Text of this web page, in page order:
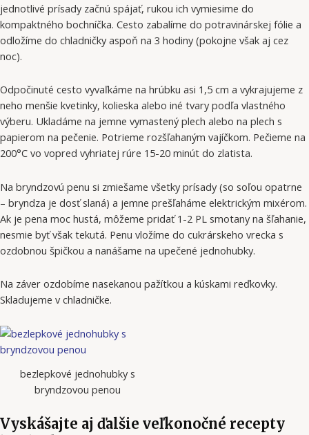
jednotlivé prísady začnú spájať, rukou ich vymiesime do
kompaktného bochníčka. Cesto zabalíme do potravinárskej fólie a
odložíme do chladničky aspoň na 3 hodiny (pokojne však aj cez
noc).
Odpočinuté cesto vyvaľkáme na hrúbku asi 1,5 cm a vykrajujeme z
neho menšie kvetinky, kolieska alebo iné tvary podľa vlastného
výberu. Ukladáme na jemne vymastený plech alebo na plech s
papierom na pečenie. Potrieme rozšľahaným vajíčkom. Pečieme na
200°C vo vopred vyhriatej rúre 15-20 minút do zlatista.
Na bryndzovú penu si zmiešame všetky prísady (so soľou opatrne
– bryndza je dosť slaná) a jemne prešľaháme elektrickým mixérom.
Ak je pena moc hustá, môžeme pridať 1-2 PL smotany na šľahanie,
nesmie byť však tekutá. Penu vložíme do cukrárskeho vrecka s
ozdobnou špičkou a nanášame na upečené jednohubky.
Na záver ozdobíme nasekanou pažítkou a kúskami reďkovky.
Skladujeme v chladničke.
bezlepkové jednohubky s
bryndzovou penou
Vyskášajte aj ďalšie veľkonočné recepty